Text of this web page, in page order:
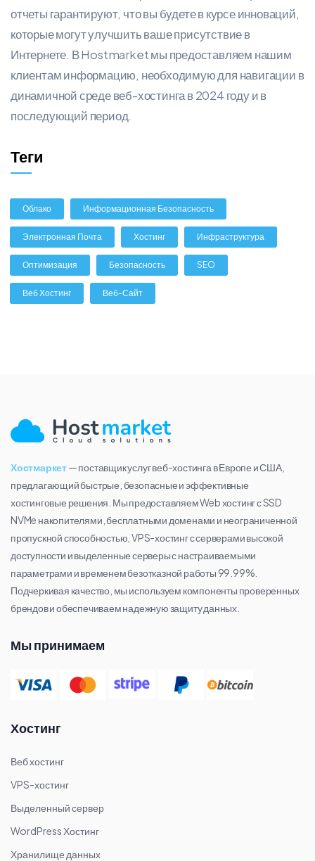
отчеты гарантируют, что вы будете в курсе инноваций,
которые могут улучшить ваше присутствие в
Интернете. В Hostmarket мы предоставляем нашим
клиентам информацию, необходимую для навигации в
динамичной среде веб-хостинга в 2024 году и в
последующий период.
Теги
Облако Информационная Безопасность
Электронная Почта Хостинг Инфраструктура
Оптимизация Безопасность SEO
Веб Хостинг Веб-Сайт
Хостмаркет— поставщик услуг веб-хостинга в Европе и США,
предлагающий быстрые, безопасные и эффективные
хостинговые решения. Мы предоставляем Web хостинг с SSD
NVMe накопителями, бесплатными доменами и неограниченной
пропускной способностью, VPS-хостинг с серверами высокой
доступности и выделенные серверы с настраиваемыми
параметрами и временем безотказной работы 99.99%.
Подчеркивая качество, мы используем компоненты проверенных
брендов и обеспечиваем надежную защиту данных.
Мы принимаем
Хостинг
Веб хостинг
VPS-хостинг
Выделенный сервер
WordPress Хостинг
Хранилище данных